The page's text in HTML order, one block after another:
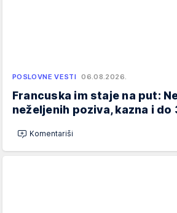
POSLOVNE VESTI 06.08.2026.
Francuska im staje na put:
neželjenih poziva, kazna i
Komentariši